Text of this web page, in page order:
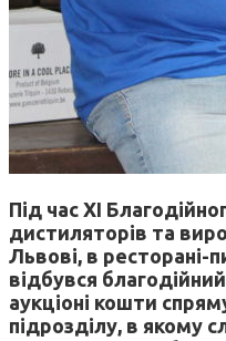
Під час ХI
дистиляторів та
Львові, в ресторані-
відбувся
аукціоні кошти
підрозділу, в якому